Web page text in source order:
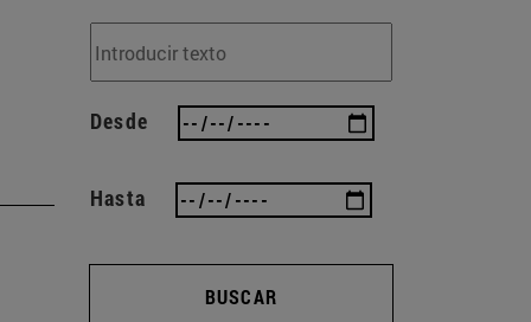
Desde
Hasta
BUSCAR